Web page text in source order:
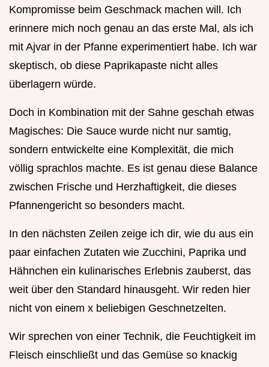
Kompromisse beim Geschmack machen will. Ich
erinnere mich noch genau an das erste Mal, als ich
mit Ajvar in der Pfanne experimentiert habe. Ich war
skeptisch, ob diese Paprikapaste nicht alles
überlagern würde.
Doch in Kombination mit der Sahne geschah etwas
Magisches: Die Sauce wurde nicht nur samtig,
sondern entwickelte eine Komplexität, die mich
völlig sprachlos machte. Es ist genau diese Balance
zwischen Frische und Herzhaftigkeit, die dieses
Pfannengericht so besonders macht.
In den nächsten Zeilen zeige ich dir, wie du aus ein
paar einfachen Zutaten wie Zucchini, Paprika und
Hähnchen ein kulinarisches Erlebnis zauberst, das
weit über den Standard hinausgeht. Wir reden hier
nicht von einem x beliebigen Geschnetzelten.
Wir sprechen von einer Technik, die Feuchtigkeit im
Fleisch einschließt und das Gemüse so knackig